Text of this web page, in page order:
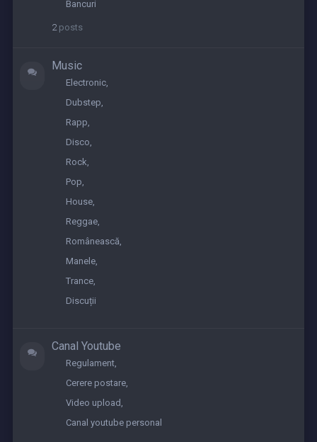
Bancuri
2 posts
Music
Electronic
Dubstep
Rapp
Disco
Rock
Pop
House
Reggae
Românească
Manele
Trance
Discuții
Canal Youtube
Regulament
Cerere postare
Video upload
Canal youtube personal